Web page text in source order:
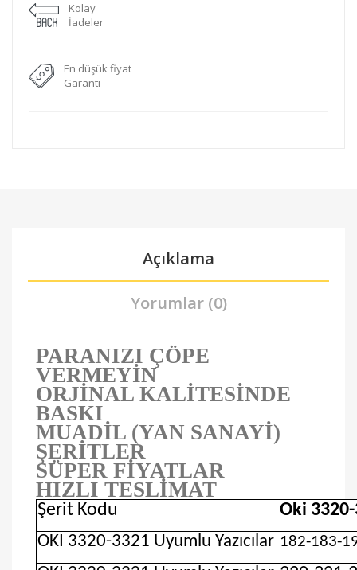
Kolay
İadeler
En düşük fiyat
Garanti
Açıklama
Yorumlar (0)
PARANIZI ÇÖPE
VERMEYİN
ORJİNAL KALİTESİNDE
BASKI
MUADİL (YAN SANAYİ)
ŞERİTLER
SÜPER FİYATLAR
HIZLI TESLİMAT
Şerit Kodu Oki
OKI 3320-3321 Uyumlu Yazıcılar 182-183-